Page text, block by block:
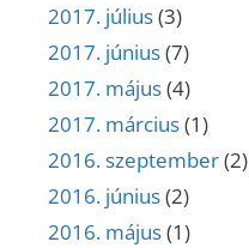
2017. július(3)
2017. június(7)
2017. május(4)
2017. március(1)
2016. szeptember(2)
2016. június(2)
2016. május(1)